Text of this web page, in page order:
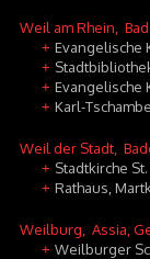
Weil am Rhein ,
+ Evangelische
+
+ Evangelische
+ Karl-
Weil der Stadt ,
+ Stadtkirche
+ Rathaus,
Weilburg , Assia,
+ Weilburger